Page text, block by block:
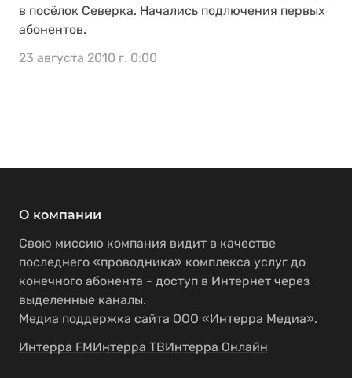
в посёлок Северка. Начались подлючения первых
абонентов.
23 августа 2010 г. 0:00
О компании
Свою миссию компания видит в качестве
последнего «проводника» комплекса услуг до
конечного абонента - доступ в Интернет через
выделенные каналы.
Медиа поддержка сайта ООО «Интерра Медиа».
Интерра FMИнтерра ТВИнтерра Онлайн